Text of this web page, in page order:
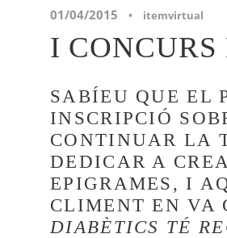
01/04/2015 • itemvirtual
I
SABÍEU QUE EL
INSCRIPCIÓ
CONTINUAR LA
DEDICAR A
EPIGRAMES, I
CLIMENT EN VA
DIABÈTICS TÉ